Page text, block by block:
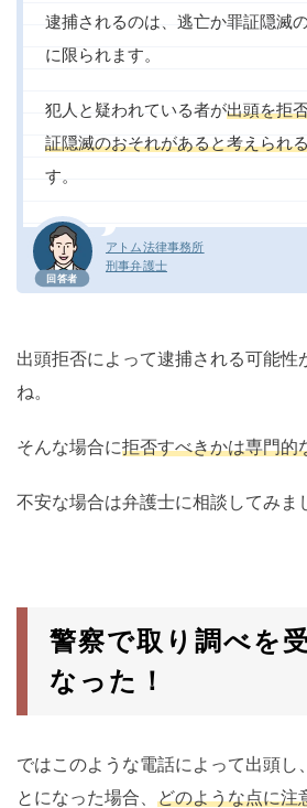
回答者
アトム法律事務所
刑事弁護士
逮捕されるのは、逃亡か罪証隠滅
に限られます。
犯人と疑われている者が出頭を拒
証隠滅のおそれがあると考えられ
す。
出頭拒否によって逮捕される可能性
ね。
そんな場合に拒否すべきかは専門的
不安な場合は弁護士に相談してみま
警察で取り調べを
なった！
ではこのような電話によって出頭し、
とになった場合、 どのような点に注